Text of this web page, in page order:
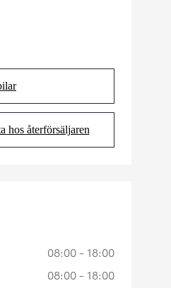
in new tab)
hos återförsäljaren
in new tab)
08:00 - 18:00
08:00 - 18:00